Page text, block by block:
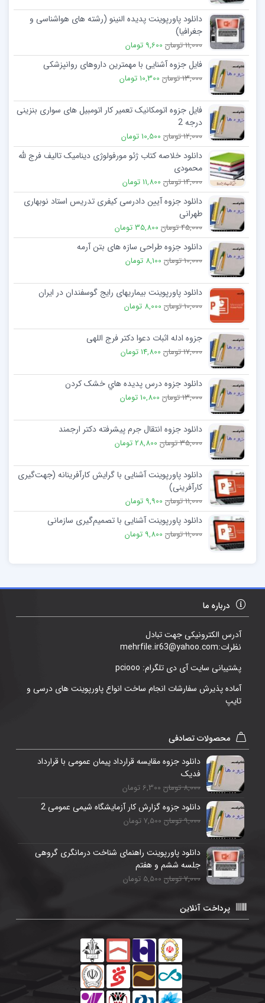
دانلود پاورپوینت پدیده النینو (رشته های هواشناسی و
جغرافیا)
11,000 تومان 9,600 تومان
فایل جزوه آشنایی با مهمترین داروهای روانپزشکی
13,000 تومان 10,300 تومان
فایل جزوه اتومکانیک تعمیر کار اتومبیل های سواری بنزینی
درجه 2
12,000 تومان 10,500 تومان
دانلود خلاصه کتاب ژئو مورفولوژی دینامیک تالیف فرج لله
محمودی
14,000 تومان 11,800 تومان
دانلود جزوه آیین دادرسی کیفری تدریس استاد نوبهاری
طهرانی
45,000 تومان 35,800 تومان
دانلود جزوه طراحی سازه های بتن آرمه
10,000 تومان 8,100 تومان
دانلود پاورپوینت بیماریهای رایج گوسفندان در ایران
10,000 تومان 8,000 تومان
جزوه ادله اثبات دعوا دکتر فرج اللهی
17,000 تومان 14,800 تومان
دانلود جزوه درس پدیده هاي خشک کردن
13,000 تومان 10,800 تومان
دانلود جزوه انتقال جرم پیشرفته دکتر ارجمند
35,000 تومان 28,800 تومان
دانلود پاورپوینت آشنایی با گرایش کارآفرینانه (جهت‌گیری
کارآفرینی)
11,000 تومان 9,900 تومان
دانلود پاورپوینت آشنایی با تصمیم‌گیری سازمانی
11,000 تومان 9,800 تومان
درباره ما
آدرس الکترونیکی جهت تبادل
نظرات:mehrfile.ir63@yahoo.com
پشتیبانی سایت آی دی تلگرام: pciooo
آماده پذیرش سفارشات انجام ساخت انواع پاورپوینت های درسی و
تایپ
محصولات تصادفی
دانلود جزوه مقایسه قرارداد پیمان عمومی با قرارداد
فدیک
8,000 تومان 6,300 تومان
دانلود جزوه گزارش کار آزمایشگاه شیمی عمومی 2
9,000 تومان 7,500 تومان
دانلود پاورپوینت راهنمای شناخت درمانگری گروهی
جلسه ششم و هفتم
7,000 تومان 5,500 تومان
پرداخت آنلاین